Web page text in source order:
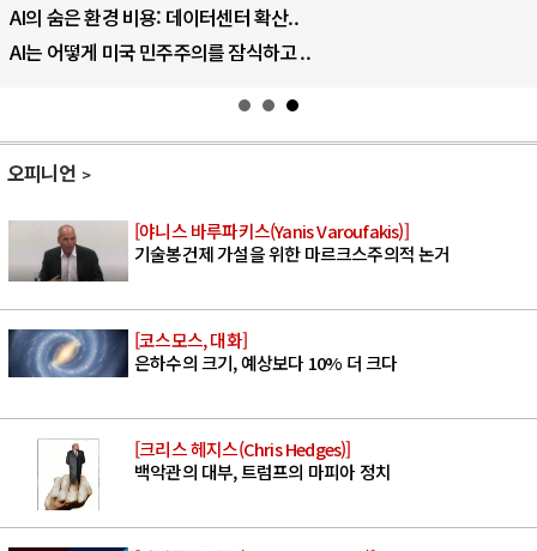
AI의 숨은 환경 비용: 데이터센터 확산..
AI는 어떻게 미국 민주주의를 잠식하고 ..
오피니언
[야니스 바루파키스(Yanis Varoufakis)]
기술봉건제 가설을 위한 마르크스주의적 논거
[코스모스, 대화]
은하수의 크기, 예상보다 10% 더 크다
[크리스 헤지스(Chris Hedges)]
백악관의 대부, 트럼프의 마피아 정치